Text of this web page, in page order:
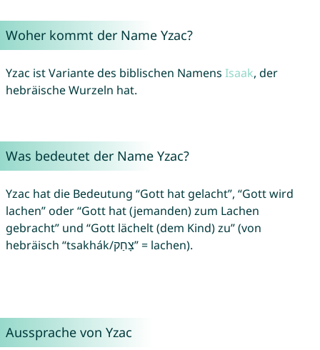
Woher kommt der Name Yzac?
Yzac ist Variante des biblischen Namens Isaak, der
hebräische Wurzeln hat.
Was bedeutet der Name Yzac?
Yzac hat die Bedeutung “Gott hat gelacht”, “Gott wird
lachen” oder “Gott hat (jemanden) zum Lachen
gebracht” und “Gott lächelt (dem Kind) zu” (von
hebräisch “tsakhák/צָחַק” = lachen).
Aussprache von Yzac